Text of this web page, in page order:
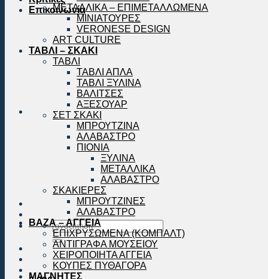
Επικοινωνία
Αναζήτηση
για:
ΜΕΤΑΛΛΙΚΑ – ΕΠΙΜΕΤΑΛΛΩΜΕΝΑ
ΜΙΝΙΑΤΟΥΡΕΣ
VERONESE DESIGN
ART CULTURE
ΤΑΒΛΙ – ΣΚΑΚΙ
ΤΑΒΛΙ
ΤΑΒΛΙ ΑΠΛΑ
ΤΑΒΛΙ ΞΥΛΙΝΑ
ΒΑΛΙΤΣΕΣ
ΑΞΕΣΟΥΑΡ
ΣΕΤ ΣΚΑΚΙ
ΜΠΡΟΥΤΖΙΝΑ
ΑΛΑΒΑΣΤΡΟ
ΠΙΟΝΙΑ
ΞΥΛΙΝΑ
ΜΕΤΑΛΛΙΚΑ
ΑΛΑΒΑΣΤΡΟ
ΣΚΑΚΙΕΡΕΣ
ΜΠΡΟΥΤΖΙΝΕΣ
ΑΛΑΒΑΣΤΡΟ
ΒΑΖΑ – ΑΓΓΕΙΑ
ΕΠΙΧΡΥΣΩΜΕΝΑ (ΚΟΜΠΑΛΤ)
ΑΝΤΙΓΡΑΦΑ ΜΟΥΣΕΙΟΥ
ΧΕΙΡΟΠΟΙΗΤΑ ΑΓΓΕΙΑ
ΚΟΥΠΕΣ ΠΥΘΑΓΟΡΑ
ΜΑΓΝΗΤΕΣ